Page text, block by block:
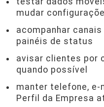
mudar
acompanhar
painéis de status
avisar clientes por
quando possível
manter telefone, e-
Perfil da Empresa